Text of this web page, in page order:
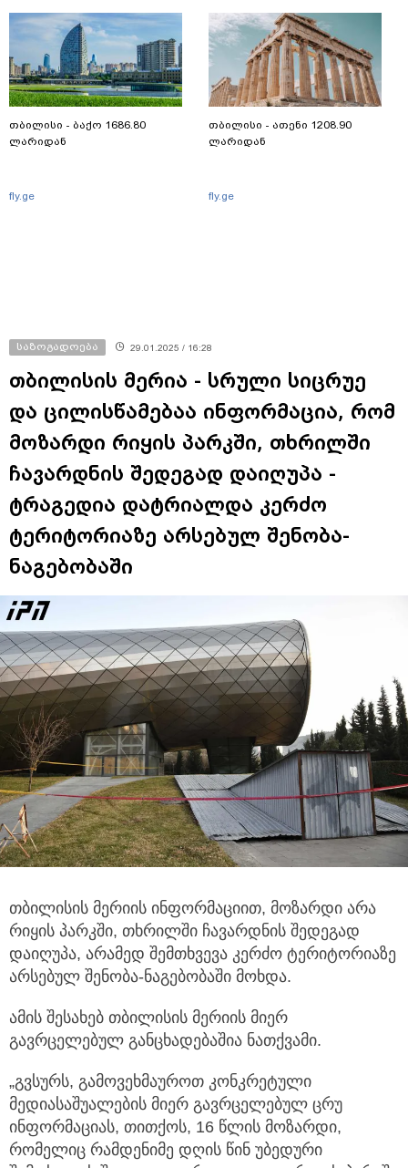
თბილისი - ბაქო 1686.80
ლარიდან
fly.ge
თბილისი - ათენი 1208.90
ლარიდან
fly.ge
საზოგადოება 29.01.2025 / 16:28
თბილისის მერია - სრული სიცრუე
და ცილისწამებაა ინფორმაცია, რომ
მოზარდი რიყის პარკში, თხრილში
ჩავარდნის შედეგად დაიღუპა -
ტრაგედია დატრიალდა კერძო
ტერიტორიაზე არსებულ შენობა-
ნაგებობაში
თბილისის მერიის ინფორმაციით, მოზარდი არა
რიყის პარკში, თხრილში ჩავარდნის შედეგად
დაიღუპა, არამედ შემთხვევა კერძო ტერიტორიაზე
არსებულ შენობა-ნაგებობაში მოხდა.
ამის შესახებ თბილისის მერიის მიერ
გავრცელებულ განცხადებაშია ნათქვამი.
„გვსურს, გამოვეხმაუროთ კონკრეტული
მედიასაშუალების მიერ გავრცელებულ ცრუ
ინფორმაციას, თითქოს, 16 წლის მოზარდი,
რომელიც რამდენიმე დღის წინ უბედური